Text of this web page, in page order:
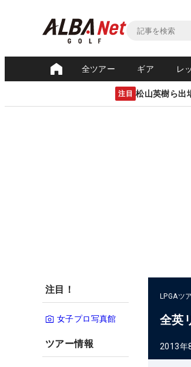
全ツアー ギア レ
注目 松山英樹ら
注目！
女子プロ写真館
ツアー情報
LPGAツ
全英
2013年